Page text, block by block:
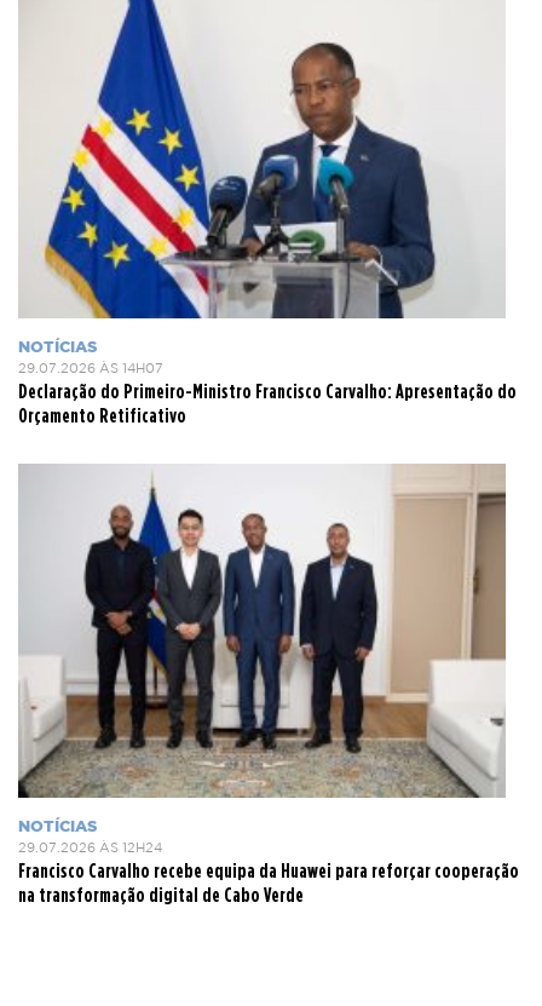
NOTÍCIAS
29.07.2026 ÀS 14H07
Declaração do Primeiro-Ministro Francisco Carvalho: Apresentação do
Orçamento Retificativo
NOTÍCIAS
29.07.2026 ÀS 12H24
Francisco Carvalho recebe equipa da Huawei para reforçar cooperação
na transformação digital de Cabo Verde